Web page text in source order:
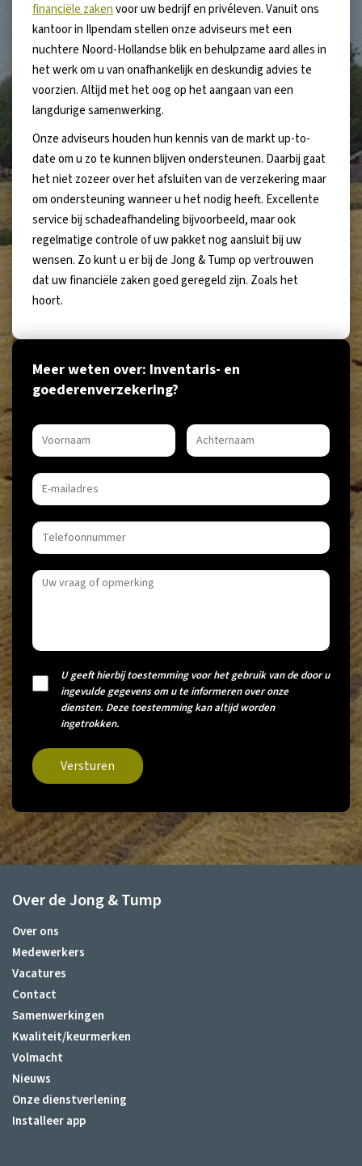
financiële zakenvoor uw bedrijf en privéleven. Vanuit ons
kantoor in Ilpendam stellen onze adviseurs met een
nuchtere Noord-Hollandse blik en behulpzame aard alles in
het werk om u van onafhankelijk en deskundig advies te
voorzien. Altijd met het oog op het aangaan van een
langdurige samenwerking.
Onze adviseurs houden hun kennis van de markt up-to-
date om u zo te kunnen blijven ondersteunen. Daarbij gaat
het niet zozeer over het afsluiten van de verzekering maar
om ondersteuning wanneer u het nodig heeft. Excellente
service bij schadeafhandeling bijvoorbeeld, maar ook
regelmatige controle of uw pakket nog aansluit bij uw
wensen. Zo kunt u er bij de Jong & Tump op vertrouwen
dat uw financiële zaken goed geregeld zijn. Zoals het
hoort.
Meer weten over: Inventaris- en
goederenverzekering?
U geeft hierbij toestemming voor het gebruik van de door u
ingevulde gegevens om u te informeren over onze
diensten. Deze toestemming kan altijd worden
ingetrokken.
Versturen
Over de Jong & Tump
Over ons
Medewerkers
Vacatures
Contact
Samenwerkingen
Kwaliteit/keurmerken
Volmacht
Nieuws
Onze dienstverlening
Installeer app